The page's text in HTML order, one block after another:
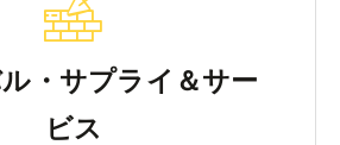
・サプライ＆サー
ビス